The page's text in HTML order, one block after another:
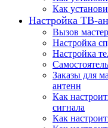
Как
Настройка ТВ-
Вызов
Настройка
Настройка
Заказы для
антенн
Как
сигнала
Как